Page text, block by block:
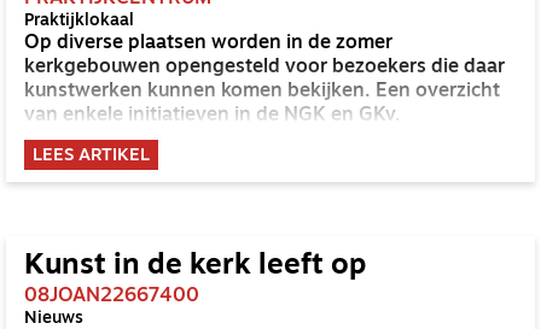
Praktijklokaal
Op diverse plaatsen worden in de zomer
kerkgebouwen opengesteld voor bezoekers die daar
kunstwerken kunnen komen bekijken. Een overzicht
van enkele initiatieven in de NGK en GKv.
LEES ARTIKEL
Kunst in de kerk leeft op
08JOAN22667400
Nieuws